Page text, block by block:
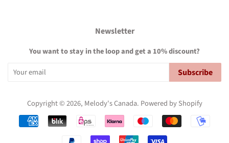
Newsletter
You want to stay in the loop and get a 10% discount?
Subscribe
Copyright © 2026, Melody's Canada. Powered by Shopify
Payment
icons